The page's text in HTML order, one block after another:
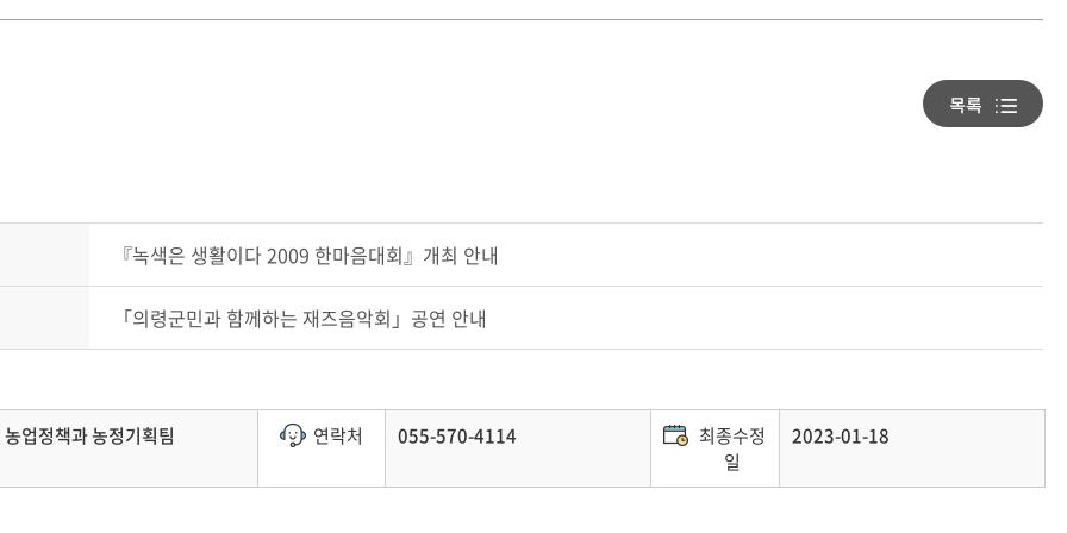
『녹색은 생활이다 2009 한마음대회』개최 안내
「의령군민과 함께하는 재즈음악회」공연 안내
농업정책과 농정기획팀 연락처 055-570-4114
최종수정
일
2023-01-18